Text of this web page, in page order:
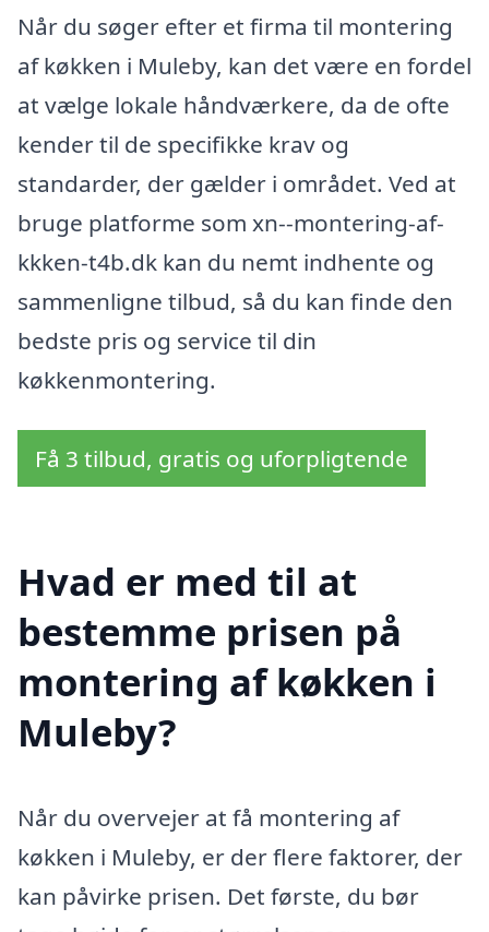
Når du søger efter et firma til montering
af køkken i Muleby, kan det være en fordel
at vælge lokale håndværkere, da de ofte
kender til de specifikke krav og
standarder, der gælder i området. Ved at
bruge platforme som xn--montering-af-
kkken-t4b.dk kan du nemt indhente og
sammenligne tilbud, så du kan finde den
bedste pris og service til din
køkkenmontering.
Få 3 tilbud, gratis og uforpligtende
Hvad er med til at
bestemme prisen på
montering af køkken i
Muleby?
Når du overvejer at få montering af
køkken i Muleby, er der flere faktorer, der
kan påvirke prisen. Det første, du bør